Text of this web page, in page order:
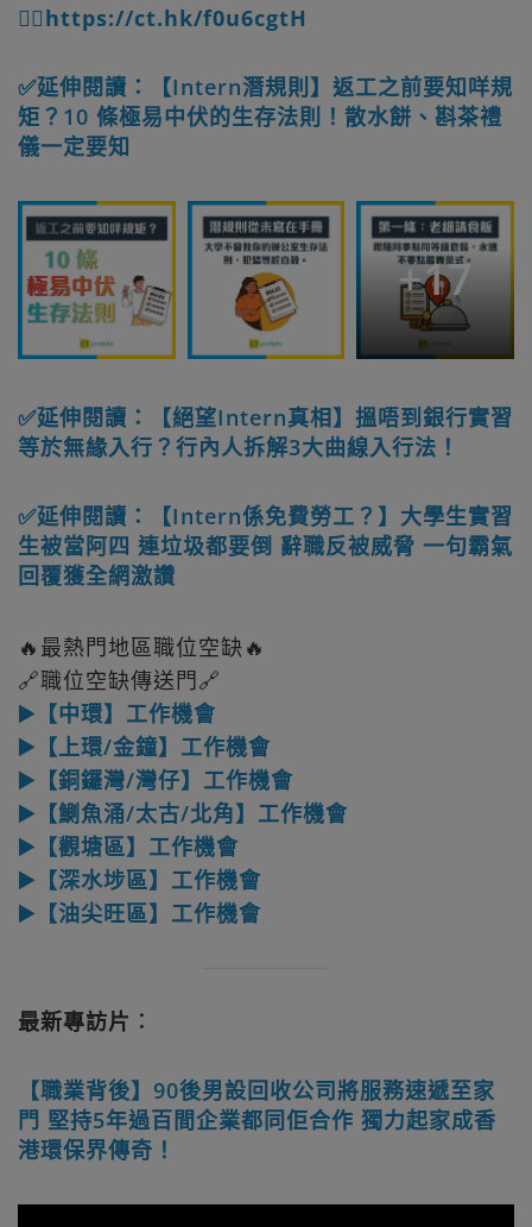
👉🏻https://ct.hk/f0u6cgtH
✅延伸閱讀：【Intern潛規則】返工之前要知咩規
矩？10 條極易中伏的生存法則！散水餅、斟茶禮
儀一定要知
+17
✅延伸閱讀：【絕望Intern真相】搵唔到銀行實習
等於無緣入行？行內人拆解3大曲線入行法！
✅延伸閱讀：【Intern係免費勞工？】大學生實習
生被當阿四 連垃圾都要倒 辭職反被威脅 一句霸氣
回覆獲全網激讚
🔥最熱門地區職位空缺🔥
🔗職位空缺傳送門🔗
▶️【中環】工作機會
▶️【上環/金鐘】工作機會
▶️【銅鑼灣/灣仔】工作機會
▶️【鰂魚涌/太古/北角】工作機會
▶️【觀塘區】工作機會
▶️【深水埗區】工作機會
▶️【油尖旺區】工作機會
最新專訪片︰
【職業背後】90後男設回收公司將服務速遞至家
門 堅持5年過百間企業都同佢合作 獨力起家成香
港環保界傳奇！